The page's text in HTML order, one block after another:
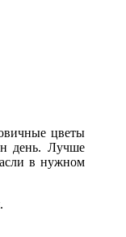
цветы
день. Лучше
в нужном